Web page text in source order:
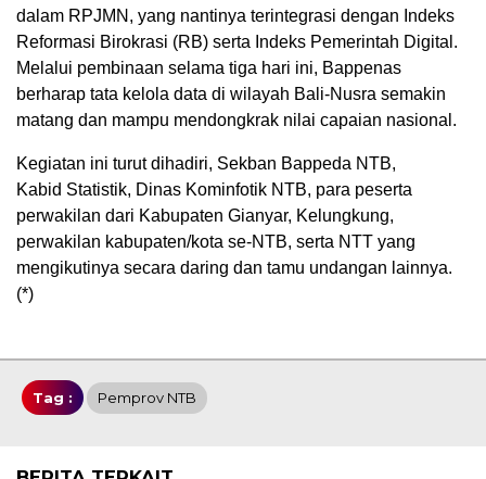
dalam RPJMN, yang nantinya terintegrasi dengan Indeks
Reformasi Birokrasi (RB) serta Indeks Pemerintah Digital.
Melalui pembinaan selama tiga hari ini, Bappenas
berharap tata kelola data di wilayah Bali-Nusra semakin
matang dan mampu mendongkrak nilai capaian nasional.
Kegiatan ini turut dihadiri, Sekban Bappeda NTB,
Kabid Statistik, Dinas Kominfotik NTB, para peserta
perwakilan dari Kabupaten Gianyar, Kelungkung,
perwakilan kabupaten/kota se-NTB, serta NTT yang
mengikutinya secara daring dan tamu undangan lainnya.
(*)
Tag : Pemprov NTB